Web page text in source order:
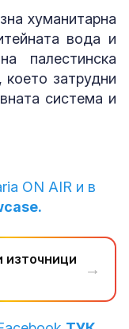
хуманитарна
вода и
палестинска
затрудни
система и
ON AIR и в
източници
→